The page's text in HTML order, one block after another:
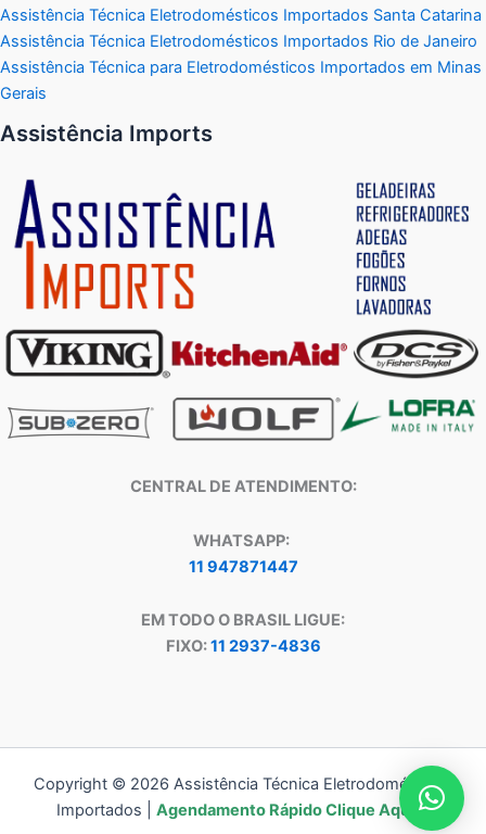
Assistência Técnica Eletrodomésticos Importados Santa Catarina
Assistência Técnica Eletrodomésticos Importados Rio de Janeiro
Assistência Técnica para Eletrodomésticos Importados em Minas
Gerais
Assistência Imports
CENTRAL DE ATENDIMENTO:
WHATSAPP:
11 947871447
EM TODO O BRASIL LIGUE:
FIXO:11 2937-4836
Copyright © 2026 Assistência Técnica Eletrodomésticos
Importados | Agendamento Rápido Clique Aqui!!!